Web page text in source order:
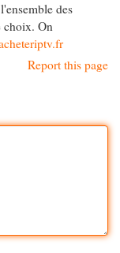
des
choix. On
Report this page